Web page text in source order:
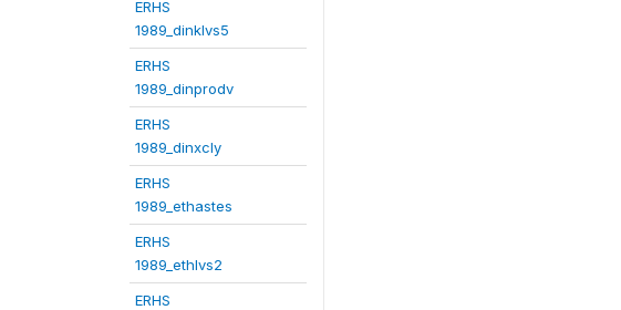
ERHS
1989_dinklvs5
ERHS
1989_dinprodv
ERHS
1989_dinxcly
ERHS
1989_ethastes
ERHS
1989_ethlvs2
ERHS